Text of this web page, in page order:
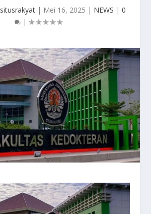
situsrakyat | Mei 16, 2025 | NEWS | 0
|